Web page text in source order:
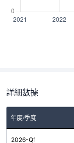
詳細數據
年度/季度
2026-Q1